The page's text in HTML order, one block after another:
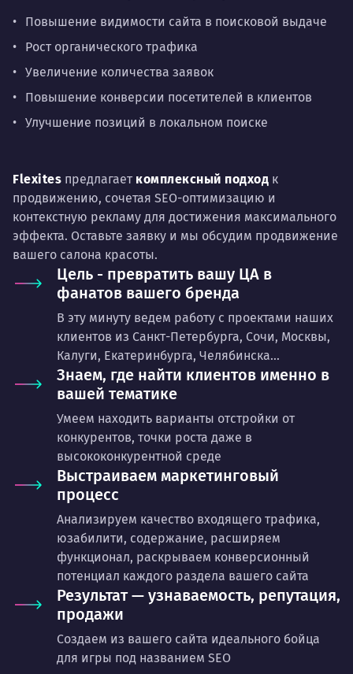
Повышение видимости сайта в поисковой выдаче
Рост органического трафика
Увеличение количества заявок
Повышение конверсии посетителей в клиентов
Улучшение позиций в локальном поиске
Flexites предлагает комплексный подход к
продвижению, сочетая SEO-оптимизацию и
контекстную рекламу для достижения максимального
эффекта. Оставьте заявку и мы обсудим продвижение
вашего салона красоты.
Цель - превратить вашу ЦА в
фанатов вашего бренда
В эту минуту ведем работу с проектами наших
клиентов из Санкт-Петербурга, Сочи, Москвы,
Калуги, Екатеринбурга, Челябинска...
Знаем, где найти клиентов именно в
вашей тематике
Умеем находить варианты отстройки от
конкурентов, точки роста даже в
высококонкурентной среде
Выстраиваем маркетинговый
процесс
Анализируем качество входящего трафика,
юзабилити, содержание, расширяем
функционал, раскрываем конверсионный
потенциал каждого раздела вашего сайта
Результат — узнаваемость, репутация,
продажи
Создаем из вашего сайта идеального бойца
для игры под названием SEO